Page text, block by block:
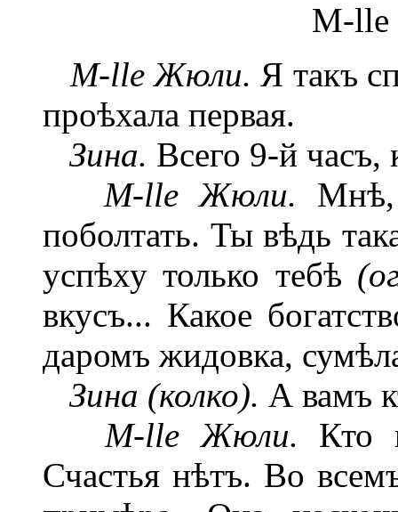
М-lle
М-lle Жюли. Я такъ
проѣхала первая.
Зина. Всего 9-й часъ,
М-lle Жюли. Мнѣ,
поболтать. Ты вѣдь
успѣху только тебѣ
вкусъ... Какое
даромъ жидовка,
Зина (колко). А вамъ
M-lle Жюли. Кто
Счастья нѣтъ. Во